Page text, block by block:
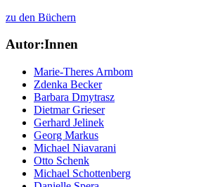
zu den Büchern
Autor:Innen
Marie-Theres Arnbom
Zdenka Becker
Barbara Dmytrasz
Dietmar Grieser
Gerhard Jelinek
Georg Markus
Michael Niavarani
Otto Schenk
Michael Schottenberg